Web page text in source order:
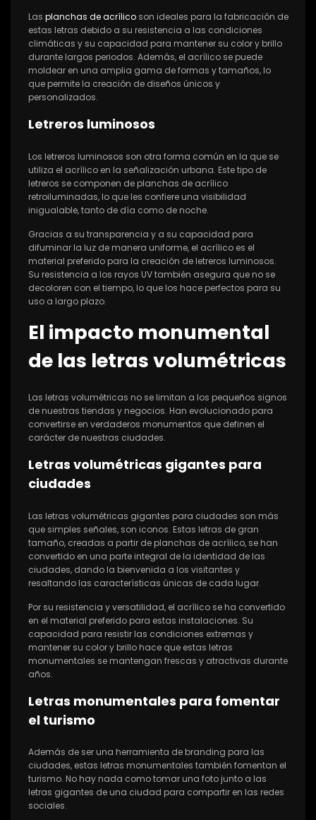
Las planchas de acrílicoson ideales para la fabricación de
estas letras debido a su resistencia a las condiciones
climáticas y su capacidad para mantener su color y brillo
durante largos periodos. Además, el acrílico se puede
moldear en una amplia gama de formas y tamaños, lo
que permite la creación de diseños únicos y
personalizados.
Letreros luminosos
Los letreros luminosos son otra forma común en la que se
utiliza el acrílico en la señalización urbana. Este tipo de
letreros se componen de planchas de acrílico
retroiluminadas, lo que les confiere una visibilidad
inigualable, tanto de día como de noche.
Gracias a su transparencia y a su capacidad para
difuminar la luz de manera uniforme, el acrílico es el
material preferido para la creación de letreros luminosos.
Su resistencia a los rayos UV también asegura que no se
decoloren con el tiempo, lo que los hace perfectos para su
uso a largo plazo.
El impacto monumental
de las letras volumétricas
Las letras volumétricas no se limitan a los pequeños signos
de nuestras tiendas y negocios. Han evolucionado para
convertirse en verdaderos monumentos que definen el
carácter de nuestras ciudades.
Letras volumétricas gigantes para
ciudades
Las letras volumétricas gigantes para ciudades son más
que simples señales, son iconos. Estas letras de gran
tamaño, creadas a partir de planchas de acrílico, se han
convertido en una parte integral de la identidad de las
ciudades, dando la bienvenida a los visitantes y
resaltando las características únicas de cada lugar.
Por su resistencia y versatilidad, el acrílico se ha convertido
en el material preferido para estas instalaciones. Su
capacidad para resistir las condiciones extremas y
mantener su color y brillo hace que estas letras
monumentales se mantengan frescas y atractivas durante
años.
Letras monumentales para fomentar
el turismo
Además de ser una herramienta de branding para las
ciudades, estas letras monumentales también fomentan el
turismo. No hay nada como tomar una foto junto a las
letras gigantes de una ciudad para compartir en las redes
sociales.